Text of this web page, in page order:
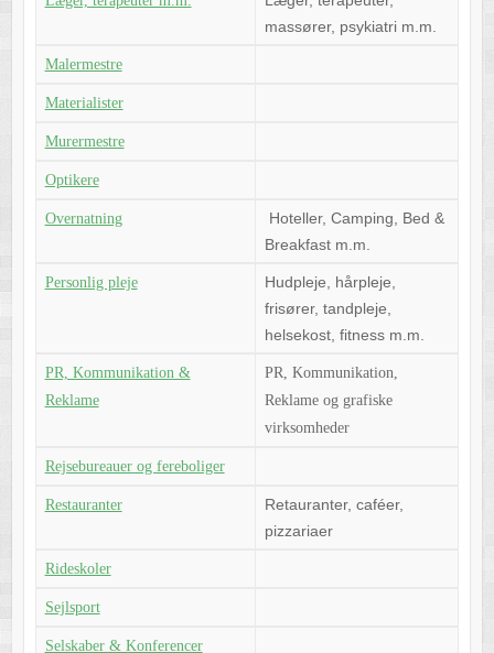
massører, psykiatri m.m.
Malermestre
Materialister
Murermestre
Optikere
Overnatning
Hoteller, Camping, Bed &
Breakfast m.m.
Personlig pleje
Hudpleje, hårpleje,
frisører, tandpleje,
helsekost, fitness m.m.
PR, Kommunikation &
Reklame
PR, Kommunikation,
Reklame og grafiske
virksomheder
Rejsebureauer og fereboliger
Restauranter
Retauranter, caféer,
pizzariaer
Rideskoler
Sejlsport
Selskaber & Konferencer